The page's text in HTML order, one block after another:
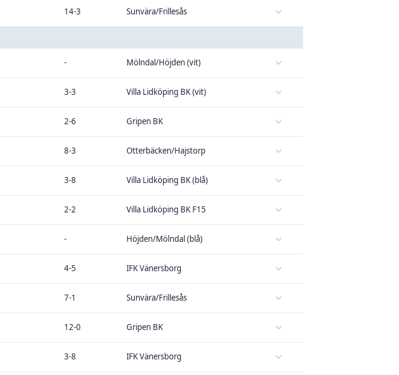
14-3 Sunvära/Frillesås
- Mölndal/Höjden (vit)
3-3 Villa Lidköping BK (vit)
2-6 Gripen BK
8-3 Otterbäcken/Hajstorp
3-8 Villa Lidköping BK (blå)
2-2 Villa Lidköping BK F15
- Höjden/Mölndal (blå)
4-5 IFK Vänersborg
7-1 Sunvära/Frillesås
12-0 Gripen BK
3-8 IFK Vänersborg